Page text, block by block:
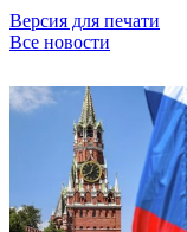
Версия для печати
Все новости